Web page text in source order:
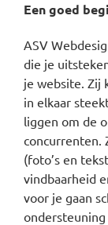
Een goed
ASV
die je
je website. Zij
in elkaar
liggen om de
concurrenten.
(foto’s en
vindbaarheid
voor je gaan